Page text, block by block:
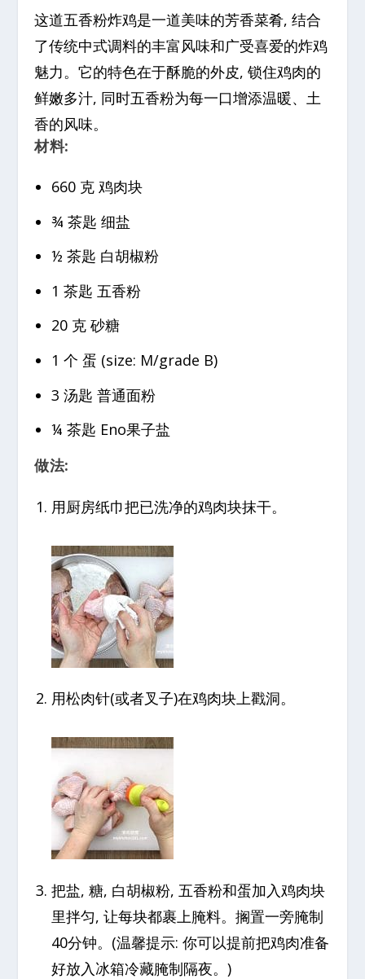
这道五香粉炸鸡是一道美味的芳香菜肴, 结合
了传统中式调料的丰富风味和广受喜爱的炸鸡
魅力。它的特色在于酥脆的外皮, 锁住鸡肉的
鲜嫩多汁, 同时五香粉为每一口增添温暖、土
香的风味。
材料:
660 克 鸡肉块
¾ 茶匙 细盐
½ 茶匙 白胡椒粉
1 茶匙 五香粉
20 克 砂糖
1 个 蛋 (size: M/grade B)
3 汤匙 普通面粉
¼ 茶匙 Eno果子盐
做法:
用厨房纸巾把已洗净的鸡肉块抹干。
用松肉针(或者叉子)在鸡肉块上戳洞。
把盐, 糖, 白胡椒粉, 五香粉和蛋加入鸡肉块
里拌匀, 让每块都裹上腌料。搁置一旁腌制
40分钟。(温馨提示: 你可以提前把鸡肉准备
好放入冰箱冷藏腌制隔夜。)